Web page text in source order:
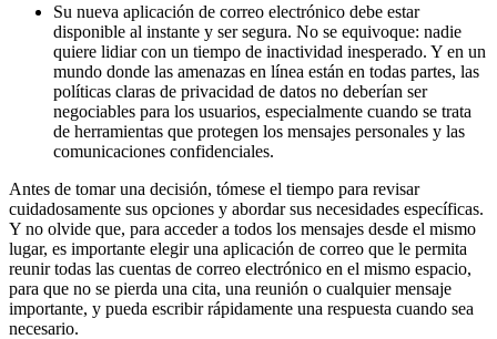
Su nueva aplicación de correo electrónico debe estar
disponible al instante y ser segura. No se equivoque: nadie
quiere lidiar con un tiempo de inactividad inesperado. Y en un
mundo donde las amenazas en línea están en todas partes, las
políticas claras de privacidad de datos no deberían ser
negociables para los usuarios, especialmente cuando se trata
de herramientas que protegen los mensajes personales y las
comunicaciones confidenciales.
Antes de tomar una decisión, tómese el tiempo para revisar
cuidadosamente sus opciones y abordar sus necesidades específicas.
Y no olvide que, para acceder a todos los mensajes desde el mismo
lugar, es importante elegir una aplicación de correo que le permita
reunir todas las cuentas de correo electrónico en el mismo espacio,
para que no se pierda una cita, una reunión o cualquier mensaje
importante, y pueda escribir rápidamente una respuesta cuando sea
necesario.